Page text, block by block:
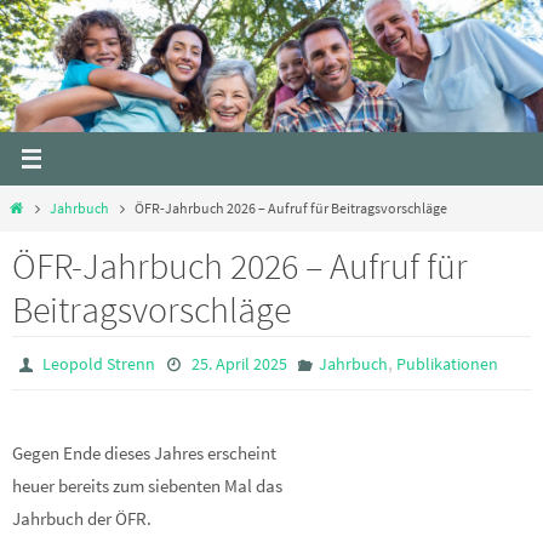
Skip
to
content
HomeJahrbuch ÖFR-Jahrbuch 2026 – Aufruf für Beitragsvorschläge
ÖFR-Jahrbuch 2026 – Aufruf für
Beitragsvorschläge
Leopold Strenn 25. April 2025 Jahrbuch, Publikationen
Gegen Ende dieses Jahres erscheint
heuer bereits zum siebenten Mal das
Jahrbuch der ÖFR.